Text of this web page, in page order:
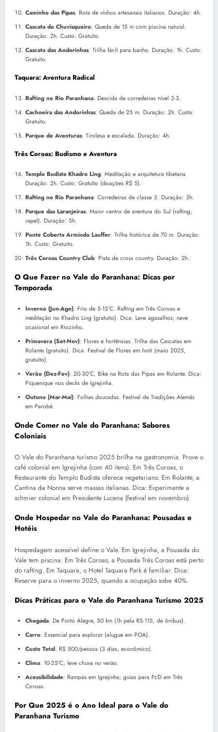
Caminho das Pipas: Rota de vinhos artesanais italianos. Duração: 4h.
Cascata do Chuvisqueiro: Queda de 15 m com piscina natural.
Duração: 2h. Custo: Gratuito.
Cascata das Andorinhas: Trilha fácil para banho. Duração: 1h. Custo:
Gratuito.
Taquara: Aventura Radical
Rafting no Rio Paranhana: Descida de corredeiras nível 2-3.
Cachoeira das Andorinhas: Queda de 25 m. Duração: 2h. Custo:
Gratuito.
Parque de Aventuras: Tirolesa e escalada. Duração: 4h.
Três Coroas: Budismo e Aventura
Templo Budista Khadro Ling: Meditação e arquitetura tibetana.
Duração: 2h. Custo: Gratuito (doações R$ 5).
Rafting no Rio Paranhana: Corredeiras de classe 3. Duração: 3h.
Parque das Laranjeiras: Maior centro de aventura do Sul (rafting,
rapel). Duração: 5h.
Ponte Coberta Armindo Lauffer: Trilha histórica de 70 m. Duração:
1h. Custo: Gratuito.
Três Coroas Country Club: Pista de cross country. Duração: 2h.
O Que Fazer no Vale do Paranhana: Dicas por
Temporada
Inverno (Jun-Ago): Frio de 5-15°C. Rafting em Três Coroas e
meditação no Khadro Ling (gratuito). Dica: Leve agasalhos; neve
ocasional em Riozinho.
Primavera (Set-Nov): Flores e hortênsias. Trilha das Cascatas em
Rolante (gratuito). Dica: Festival de Flores em Ivoti (maio 2025,
gratuito).
Verão (Dez-Fev): 20-30°C. Bike na Rota das Pipas em Rolante. Dica:
Piquenique nos decks de Igrejinha.
Outono (Mar-Mai): Folhas douradas. Festival de Tradições Alemãs
em Parobé.
Onde Comer no Vale do Paranhana: Sabores
Coloniais
O Vale do Paranhana turismo 2025 brilha na gastronomia. Prove o
café colonial em Igrejinha (com 40 itens). Em Três Coroas, o
Restaurante do Templo Budista oferece vegetariano. Em Rolante, a
Cantina da Nonna serve massas italianas. Dica: Experimente a
schmier colonial em Presidente Lucena (festival em novembro).
Onde Hospedar no Vale do Paranhana: Pousadas e
Hotéis
Hospedagem acessível define o Vale. Em Igrejinha, a Pousada do
Vale tem piscina. Em Três Coroas, a Pousada Três Coroas está perto
do rafting. Em Taquara, o Hotel Taquara Park é familiar. Dica:
Reserve para o inverno 2025, quando a ocupação sobe 40%.
Dicas Práticas para o Vale do Paranhana Turismo 2025
Chegada: De Porto Alegre, 50 km (1h pela RS-115, de ônibus).
Carro: Essencial para explorar (alugue em POA).
Custo Total: R$ 500/pessoa (3 dias, econômico).
Clima: 10-25°C; leve chuva no verão.
Acessibilidade: Rampas em Igrejinha; guias para PcD em Três
Coroas.
Por Que 2025 é o Ano Ideal para o Vale do
Paranhana Turismo